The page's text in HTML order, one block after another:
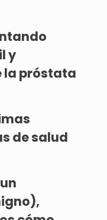
y
la próstata
de salud